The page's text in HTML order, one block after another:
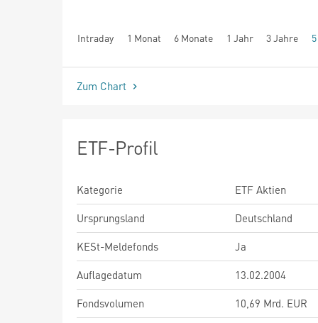
Intraday 1 Monat 6 Monate 1 Jahr 3 Jahre
seit Beginn
Zum Chart
ETF-Profil
Kategorie
ETF Aktien
Ursprungsland
Deutschland
KESt-Meldefonds
Ja
Auflagedatum
13.02.2004
Fondsvolumen
10,69 Mrd. EUR